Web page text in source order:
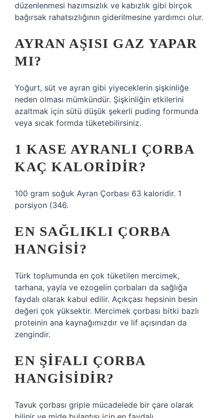
düzenlenmesi hazımsızlık ve kabızlık gibi birçok
bağırsak rahatsızlığının giderilmesine yardımcı olur.
AYRAN AŞISI GAZ YAPAR
MI?
Yoğurt, süt ve ayran gibi yiyeceklerin şişkinliğe
neden olması mümkündür. Şişkinliğin etkilerini
azaltmak için sütü düşük şekerli puding formunda
veya sıcak formda tüketebilirsiniz.
1 KASE AYRANLI ÇORBA
KAÇ KALORIDIR?
100 gram soğuk Ayran Çorbası 63 kaloridir. 1
porsiyon (346.
EN SAĞLIKLI ÇORBA
HANGISI?
Türk toplumunda en çok tüketilen mercimek,
tarhana, yayla ve ezogelin çorbaları da sağlığa
faydalı olarak kabul edilir. Açıkçası hepsinin besin
değeri çok yüksektir. Mercimek çorbası bitki bazlı
proteinin ana kaynağımızdır ve lif açısından da
zengindir.
EN ŞIFALI ÇORBA
HANGISIDIR?
Tavuk çorbası griple mücadelede bir çare olarak